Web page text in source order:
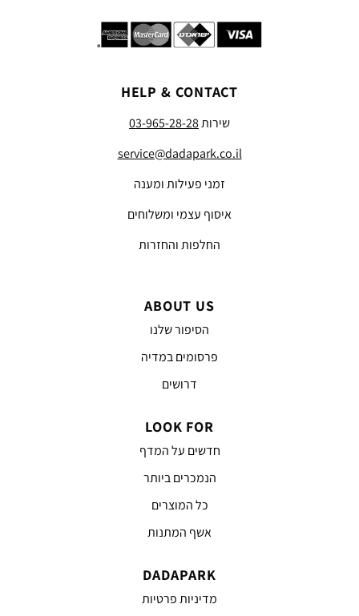
HELP & CONTACT
שירות03-965-28-28
service@dadapark.co.il
זמני פעילות ומענה
איסוף עצמי ומשלוחים
החלפות והחזרות
ABOUT US
הסיפור שלנו
פרסומים במדיה
דרושים
LOOK FOR
חדשים על המדף
הנמכרים ביותר
כל המוצרים
אשף המתנות
DADAPARK
מדיניות פרטיות